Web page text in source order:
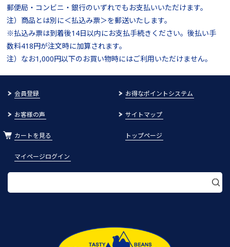
郵便局・コンビニ・銀行のいずれでもお支払いいただけます。
注）商品とは別に＜払込み票＞を郵送いたします。
※払込み票は到着後14日以内にお支払手続きください。後払い手
数料418円が注文時に加算されます。
注）なお1,000円以下のお買い物時にはご利用いただけません。
会員登録 お得なポイントシステム
お客様の声 サイトマップ
カートを見る トップページ
マイページログイン